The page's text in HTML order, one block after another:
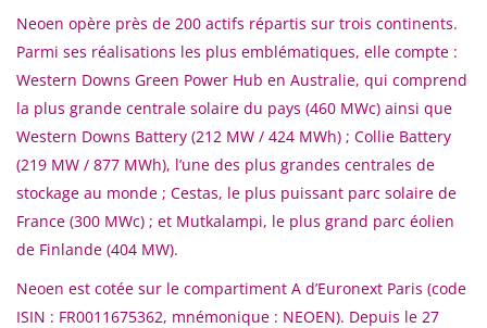
Neoen opère près de 200 actifs répartis sur trois continents.
Parmi ses réalisations les plus emblématiques, elle compte :
Western Downs Green Power Hub en Australie, qui comprend
la plus grande centrale solaire du pays (460 MWc) ainsi que
Western Downs Battery (212 MW / 424 MWh) ; Collie Battery
(219 MW / 877 MWh), l’une des plus grandes centrales de
stockage au monde ; Cestas, le plus puissant parc solaire de
France (300 MWc) ; et Mutkalampi, le plus grand parc éolien
de Finlande (404 MW).
Neoen est cotée sur le compartiment A d’Euronext Paris (code
ISIN : FR0011675362, mnémonique : NEOEN). Depuis le 27